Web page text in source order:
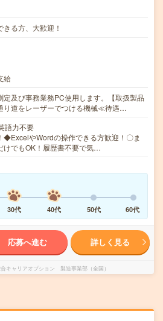
る方、大歓迎！
給
定及び事務業務PC使用します。【取扱製品
り道をレーザーでつける機械≪待遇…
語力不要
やWordの操作できる方歓迎！〇ま
けでもOK！履歴書不要で気…
30代 40代 50代 60代
応募へ進む 詳しく見る
キャリアオプション 製造事業部（全国）